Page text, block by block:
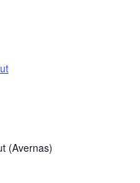
(Avernas)